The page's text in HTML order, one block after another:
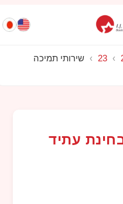
›
23
›
שירותי תמיכה
עתיד